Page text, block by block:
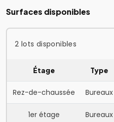
Surfaces disponibles
2 lots disponibles
Étage Type
Rez-de-chaussée Bureaux
1er étage Bureaux